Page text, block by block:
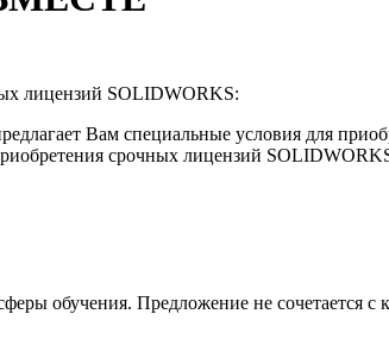
лицензий SOLIDWORKS:
Вам специальные условия для
срочных лицензий
обучения. Предложение не сочетается